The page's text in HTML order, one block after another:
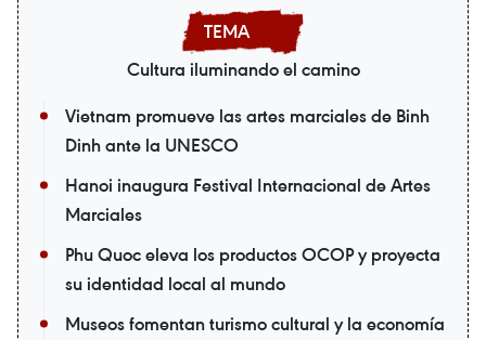
Cultura iluminando el camino
Vietnam promueve las artes marciales de Binh
Dinh ante la UNESCO
Hanoi inaugura Festival Internacional de Artes
Marciales
Phu Quoc eleva los productos OCOP y proyecta
su identidad local al mundo
Museos fomentan turismo cultural y la economía